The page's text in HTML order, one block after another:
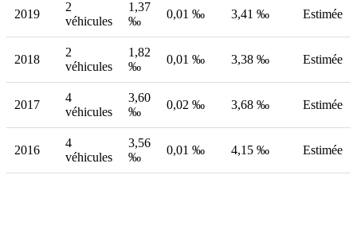
2019
2
véhicules
1,37
‰
0,01 ‰ 3,41 ‰ Estimée
2018
2
véhicules
1,82
‰
0,01 ‰ 3,38 ‰ Estimée
2017
4
véhicules
3,60
‰
0,02 ‰ 3,68 ‰ Estimée
2016
4
véhicules
3,56
‰
0,01 ‰ 4,15 ‰ Estimée